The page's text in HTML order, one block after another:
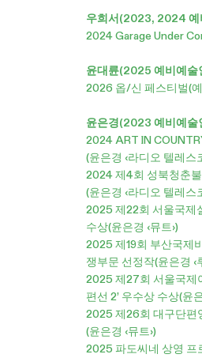
우희서(2023, 2024 예
2024 Garage Under
윤대륜(2025 예비예술
2026 옵/신 페스티벌(
윤은경(2023 예비예술
2024 ART IN
(윤은경 ‹라디오 텔레스
2024 제4회 성북청춘
(윤은경 ‹라디오 텔레스
2025 제22회 서울국제
수상(윤은경 ‹뮤트›)
2025 제19회 부산국제
쟁부문 선정작(윤은경 ‹
2025 제27회 서울국제
편선 2’ 우수상 수상(윤
2025 제26회 대구단편
(윤은경 ‹뮤트›)
2025 파도씨네 상영 프